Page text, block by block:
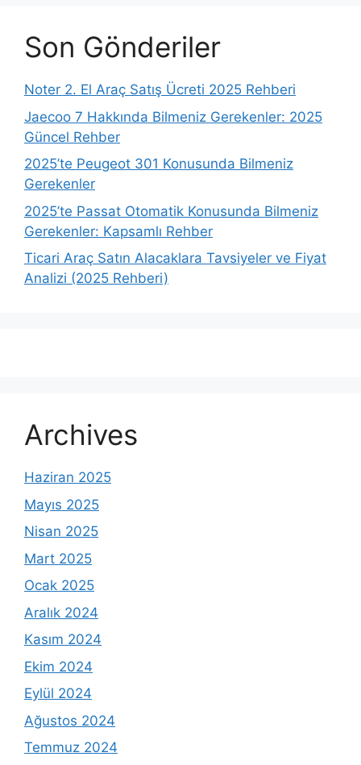
Son Gönderiler
Noter 2. El Araç Satış Ücreti 2025 Rehberi
Jaecoo 7 Hakkında Bilmeniz Gerekenler: 2025
Güncel Rehber
2025’te Peugeot 301 Konusunda Bilmeniz
Gerekenler
2025’te Passat Otomatik Konusunda Bilmeniz
Gerekenler: Kapsamlı Rehber
Ticari Araç Satın Alacaklara Tavsiyeler ve Fiyat
Analizi (2025 Rehberi)
Archives
Haziran 2025
Mayıs 2025
Nisan 2025
Mart 2025
Ocak 2025
Aralık 2024
Kasım 2024
Ekim 2024
Eylül 2024
Ağustos 2024
Temmuz 2024